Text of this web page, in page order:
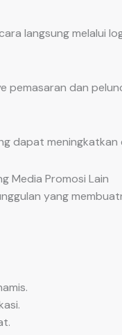
langsung melalui
pemasaran dan
dapat
Media Promosi Lain
yang